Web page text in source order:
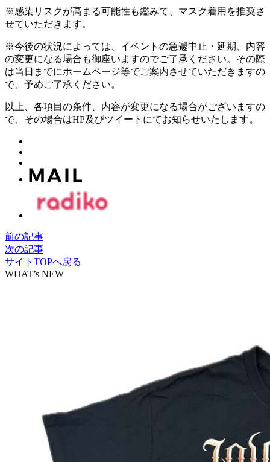
※感染リスクが高まる可能性も鑑みて、マスク着用を推奨さ
せていただきます。
※今後の状況によっては、イベントの急遽中止・延期、内容
の変更になる場合も御座いますのでご了承ください。その際
は当日までにホームページ等でご案内させていただきますの
で、予めご了承ください。
以上、各項目の条件、内容が変更になる場合がございますの
で、その場合はHP及びツイートにてお知らせいたします。
前の記事
次の記事
サイトTOPへ戻る
WHAT’s NEW